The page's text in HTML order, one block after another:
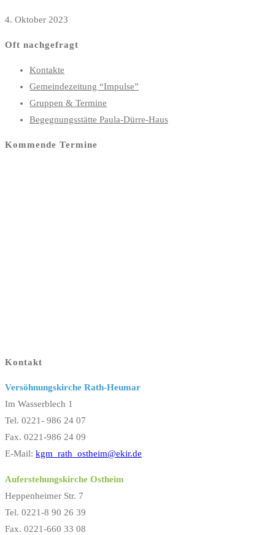
4. Oktober 2023
Oft nachgefragt
Kontakte
Gemeindezeitung “Impulse”
Gruppen & Termine
Begegnungsstätte Paula-Dürre-Haus
Kommende Termine
Kontakt
Versöhnungskirche Rath-Heumar
Im Wasserblech 1
Tel. 0221- 986 24 07
Fax. 0221-986 24 09
E-Mail: kgm_rath_ostheim@ekir.de
Auferstehungskirche Ostheim
Heppenheimer Str. 7
Tel. 0221-8 90 26 39
Fax. 0221-660 33 08